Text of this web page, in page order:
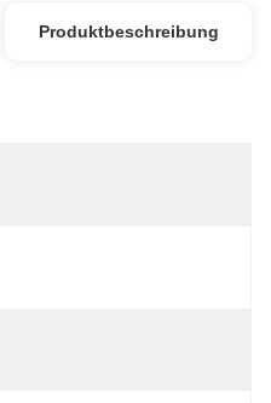
Produktbeschreibung